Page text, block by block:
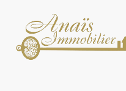
N’attendez plus pour
projet à des experts